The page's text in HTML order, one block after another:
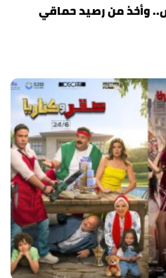
وأخذ من رصيد حماقي